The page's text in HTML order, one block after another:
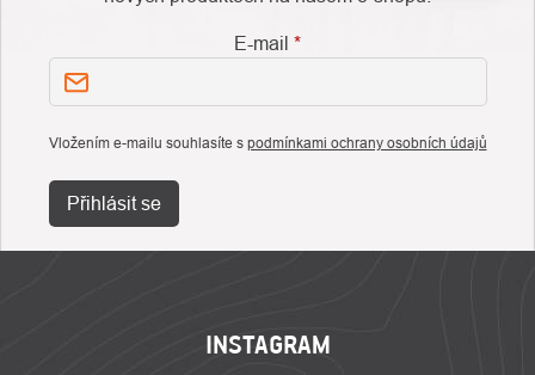
E-mail
Vložením e-mailu souhlasíte s podmínkami ochrany osobních údajů
Přihlásit se
INSTAGRAM